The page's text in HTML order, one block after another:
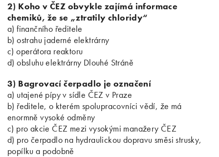
2) Koho v ČEZ obvykle zajímá informace
chemiků, že se „ztratily chloridy“
a) finančního ředitele
b) ostrahu jaderné elektrárny
c) operátora reaktoru
d) obsluhu elektrárny Dlouhé Stráně
3) Bagrovací čerpadlo je označení
a) utajené pípy v sídle ČEZ v Praze
b) ředitele, o kterém spolupracovníci vědí, že má
enormně vysoké odměny
c) pro akcie ČEZ mezi vysokými manažery ČEZ
d) pro čerpadlo na hydraulickou dopravu směsi strusky,
popílku a podobně